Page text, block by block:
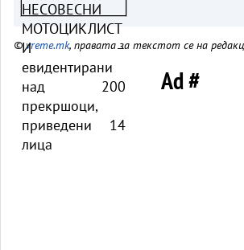
лица
©vreme.mk, правата за текстот се на
Ad #